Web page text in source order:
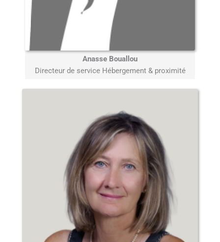
Anasse Bouallou
Directeur de service Hébergement & proximité